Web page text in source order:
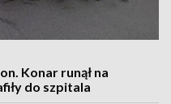
Konar runął na
do szpitala